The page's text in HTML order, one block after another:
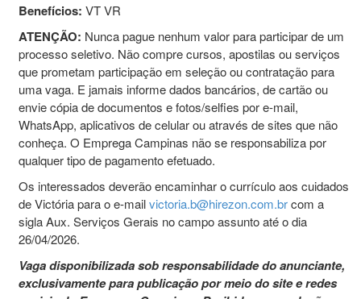
Benefícios: VT VR
ATENÇÃO: Nunca pague nenhum valor para participar de um
processo seletivo. Não compre cursos, apostilas ou serviços
que prometam participação em seleção ou contratação para
uma vaga. E jamais informe dados bancários, de cartão ou
envie cópia de documentos e fotos/selfies por e-mail,
WhatsApp, aplicativos de celular ou através de sites que não
conheça. O Emprega Campinas não se responsabiliza por
qualquer tipo de pagamento efetuado.
Os interessados deverão encaminhar o currículo aos cuidados
de Victória para o e-mailvictoria.b@hirezon.com.brcom a
sigla Aux. Serviços Gerais no campo assunto até o dia
26/04/2026.
Vaga disponibilizada sob responsabilidade do anunciante,
exclusivamente para publicação por meio do site e redes